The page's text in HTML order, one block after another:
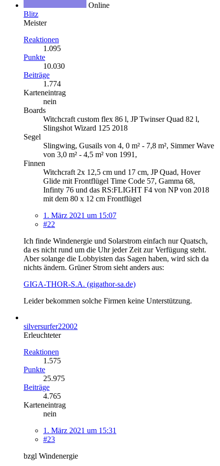
Online
Blitz
Meister
Reaktionen
1.095
Punkte
10.030
Beiträge
1.774
Karteneintrag
nein
Boards
Witchcraft custom flex 86 l, JP Twinser Quad 82 l,
Slingshot Wizard 125 2018
Segel
Slingwing, Gusails von 4, 0 m² - 7,8 m², Simmer Wave
von 3,0 m² - 4,5 m² von 1991,
Finnen
Witchcraft 2x 12,5 cm und 17 cm, JP Quad, Hover
Glide mit Frontflügel Time Code 57, Gamma 68,
Infinty 76 und das RS:FLIGHT F4 von NP von 2018
mit dem 80 x 12 cm Frontflügel
1. März 2021 um 15:07
#22
Ich finde Windenergie und Solarstrom einfach nur Quatsch,
da es nicht rund um die Uhr jeder Zeit zur Verfügung steht.
Aber solange die Lobbyisten das Sagen haben, wird sich da
nichts ändern. Grüner Strom sieht anders aus:
GIGA-THOR-S.A. (gigathor-sa.de)
Leider bekommen solche Firmen keine Unterstützung.
silversurfer22002
Erleuchteter
Reaktionen
1.575
Punkte
25.975
Beiträge
4.765
Karteneintrag
nein
1. März 2021 um 15:31
#23
bzgl Windenergie